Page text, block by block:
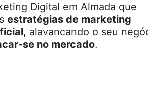
Digital em Almada que
estratégias de marketing
, alavancando o seu
se no mercado.